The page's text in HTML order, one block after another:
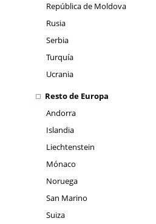
República de Moldova
Rusia
Serbia
Turquía
Ucrania
Resto de Europa
Andorra
Islandia
Liechtenstein
Mónaco
Noruega
San Marino
Suiza